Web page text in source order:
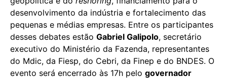
desenvolvimento da indústria e fortalecimento das
pequenas e médias empresas. Entre os participantes
desses debates estão Gabriel Galipolo, secretário
executivo do Ministério da Fazenda, representantes
do Mdic, da Fiesp, do Cebri, da Finep e do BNDES. O
evento será encerrado às 17h pelo governador